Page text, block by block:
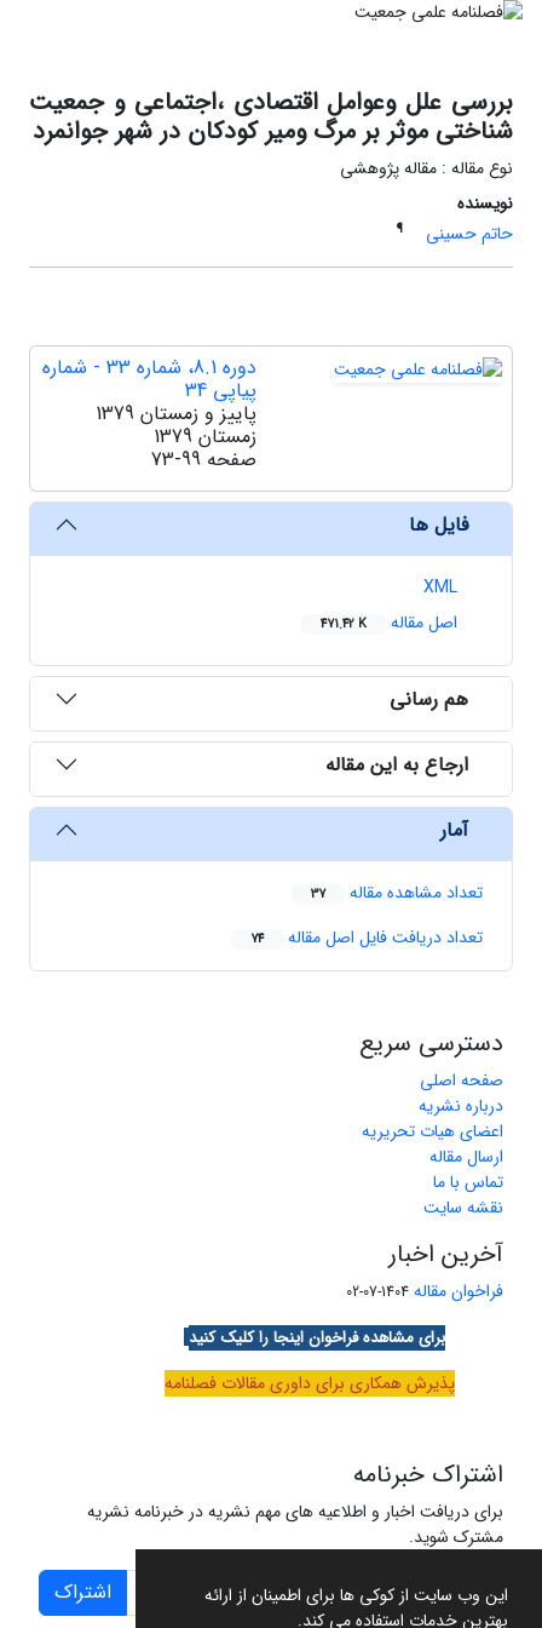
این وب سایت از کوکی ها برای اطمینان از ارائه
بهترین خدمات استفاده می کند.
بررسی علل وعوامل اقتصادی ،اجتماعی و جمعیت
شناختی موثر بر مرگ ومیر کودکان در شهر جوانمرد
نوع مقاله : مقاله پژوهشی
نویسنده
حاتم حسینی
¶
دوره 8.1، شماره 33 - شماره
پیاپی 34
پاییز و زمستان 1379
زمستان 1379
صفحه 73-99
فایل ها
XML
اصل مقاله
471.42 K
هم رسانی
ارجاع به این مقاله
آمار
تعداد مشاهده مقاله 37
تعداد دریافت فایل اصل مقاله 74
دسترسی سریع
صفحه اصلی
درباره نشریه
اعضای هیات تحریریه
ارسال مقاله
تماس با ما
نقشه سایت
آخرین اخبار
فراخوان مقاله 1404-07-02
برای مشاهده فراخوان اینجا را کلیک کنید
پذیرش همکاری برای داوری مقالات فصلنامه
اشتراک خبرنامه
برای دریافت اخبار و اطلاعیه های مهم نشریه در خبرنامه نشریه
مشترک شوید.
اشتراک